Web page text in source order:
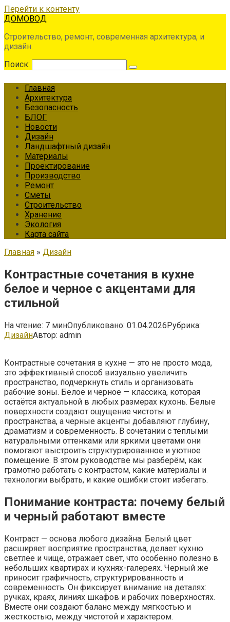
Перейти к контенту
ДОМОВОД
Строительство, ремонт, современная архитектура, и
дизайн.
Поиск:
Главная
Архитектура
Безопасность
БЛОГ
Новости
Дизайн
Ландшафтный дизайн
Материалы
Проектирование
Производство
Ремонт
Сметы
Строительство
Хранение
Экология
Карта сайта
Главная » Дизайн
Контрастные сочетания в кухне
белое и черное с акцентами для
стильной
На чтение: 7 минОпубликовано: 01.04.2026Рубрика:
ДизайнАвтор: admin
Контрастные сочетания в кухне — это не просто мода,
это эффективный способ визуально увеличить
пространство, подчеркнуть стиль и организовать
рабочие зоны. Белое и черное — классика, которая
остаётся актуальной в любых размерах кухонь. Белые
поверхности создают ощущение чистоты и
пространства, а черные акценты добавляют глубину,
драматизм и современность. В сочетании с теплыми
натуральными оттенками или яркими цветами они
помогают выстроить структурированное и уютное
помещение. В этом руководстве мы разберём, как
грамотно работать с контрастом, какие материалы и
технологии выбрать, и какие ошибки стоит избегать.
Понимание контраста: почему белый
и черный работают вместе
Контраст — основа любого дизайна. Белый цвет
расширяет восприятие пространства, делает кухню
светлее и чище, отражает свет, что особенно полезно в
небольших квартирах и кухнях-галереях. Черный же
приносит графичность, структурированность и
современность. Он фиксирует внимание на деталях:
ручках, краях, линиях шкафов и рабочих поверхностях.
Вместе они создают баланс между мягкостью и
жесткостью, между чистотой и характером.